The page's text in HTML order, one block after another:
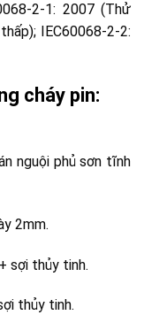
2-1: 2007 (Thử
IEC60068-2-2:
cháy pin:
nguội phủ sơn tĩnh
2mm.
sợi thủy tinh.
thủy tinh.